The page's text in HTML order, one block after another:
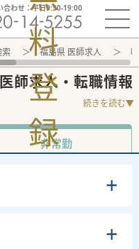
合わせ：平日9:30-19:00
料
登
録
福島県 医師求人
師求人・転職情報
続きを読む▼
非常勤